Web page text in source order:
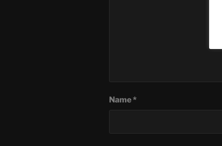
Name*